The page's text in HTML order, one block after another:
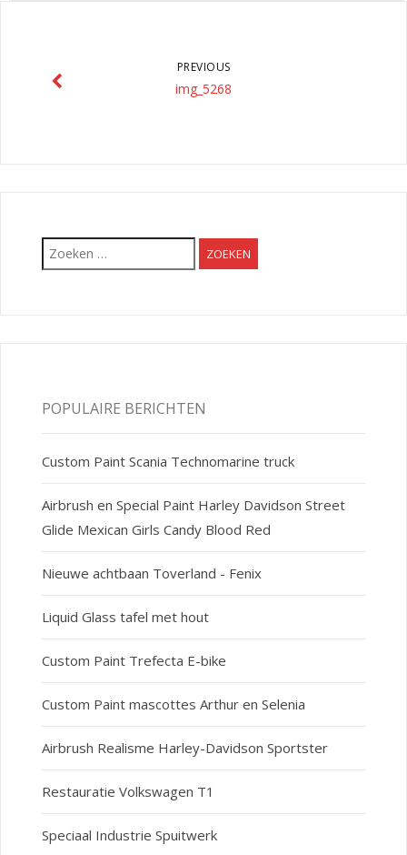
PREVIOUS
img_5268
Zoeken
naar:
POPULAIRE BERICHTEN
Custom Paint Scania Technomarine truck
Airbrush en Special Paint Harley Davidson Street
Glide Mexican Girls Candy Blood Red
Nieuwe achtbaan Toverland - Fenix
Liquid Glass tafel met hout
Custom Paint Trefecta E-bike
Custom Paint mascottes Arthur en Selenia
Airbrush Realisme Harley-Davidson Sportster
Restauratie Volkswagen T1
Speciaal Industrie Spuitwerk